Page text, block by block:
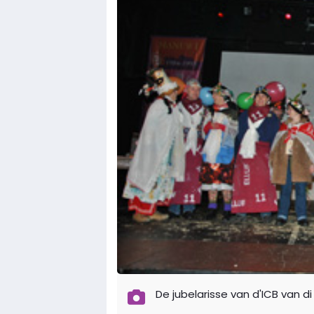
De jubelarisse van d'ICB van